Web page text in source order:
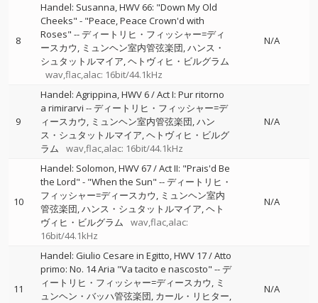
8
Handel: Susanna, HWV 66: "Down My Old
Cheeks" - "Peace, Peace Crown'd with
Roses" --ディートリヒ・フィッシャー=ディ
ースカウ
ミュンヘン室内管弦楽団 ハンス・
シュタットルマイア ヘトヴィヒ・ビルグラム
wav,flac,alac: 16bit/44.1kHz
N/A
9
Handel: Agrippina, HWV 6 / Act I: Pur ritorno
a rimirarvi --ディートリヒ・フィッシャー=デ
ィースカウ
ミュンヘン室内管弦楽団 ハン
ス・シュタットルマイア ヘトヴィヒ・ビルグ
ラム
wav,flac,alac: 16bit/44.1kHz
N/A
10
Handel: Solomon, HWV 67 / Act II: "Prais'd Be
the Lord" - "When the Sun" --ディートリヒ・
フィッシャー=ディースカウ
ミュンヘン室内
管弦楽団 ハンス・シュタットルマイア ヘト
ヴィヒ・ビルグラム
wav,flac,alac:
16bit/44.1kHz
N/A
11
Handel: Giulio Cesare in Egitto, HWV 17 / Atto
primo: No. 14 Aria "Va tacito e nascosto" --デ
ィートリヒ・フィッシャー=ディースカウ
ミ
ュンヘン・バッハ管弦楽団 カール・リヒター
N/A